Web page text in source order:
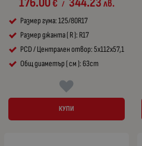
€ / лв.
Размер гума: 125/80R17
Размер джанта ( R ): R17
PCD / Централен отвор: 5x112x57,1
Общ диаметър ( см ): 63cm
КУПИ